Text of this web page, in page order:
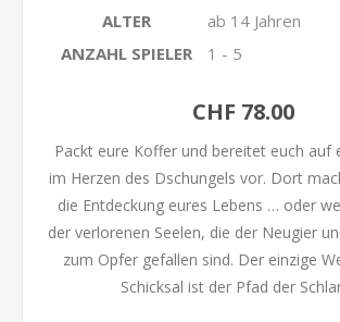
ALTER
ab 14 Jahren
ANZAHL SPIELER
1 - 5
CHF 78.00
Packt eure Koffer und bereitet euch auf
im Herzen des Dschungels vor. Dort
die Entdeckung eures Lebens … oder
der verlorenen Seelen, die der Neugier
zum Opfer gefallen sind. Der einzige
Schicksal ist der Pfad der